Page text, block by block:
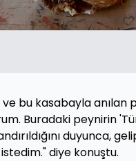
bu kasabayla anılan
Buradaki peynirin
duyunca,
diye konuştu.